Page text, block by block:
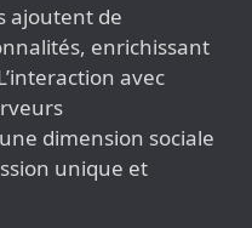
ajoutent de
enrichissant
avec
dimension sociale
unique et